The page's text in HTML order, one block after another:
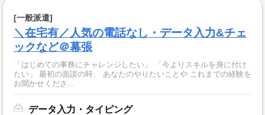
[一般派遣]
＼在宅有／人気の電話なし・データ入力&チェ
ックなど＠幕張
「はじめての事務にチャレンジしたい」 「今よりスキルを身に付け
たい」 最初の面談の時、 あなたのやりたいことや これまでの経験を
お聞かせくださ...
データ入力・タイピング